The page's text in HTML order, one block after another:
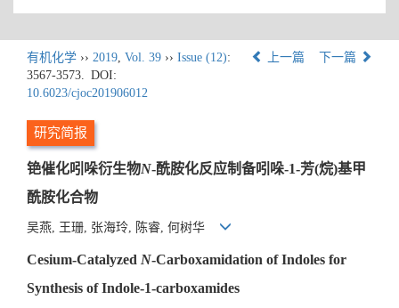
有机化学 ›› 2019, Vol. 39 ›› Issue (12):
3567-3573. DOI:
10.6023/cjoc201906012
上一篇 下一篇
研究简报
铯催化吲哚衍生物N-酰胺化反应制备吲哚-1-芳(烷)基甲
酰胺化合物
吴燕, 王珊, 张海玲, 陈睿, 何树华
Cesium-Catalyzed N-Carboxamidation of Indoles for
Synthesis of Indole-1-carboxamides